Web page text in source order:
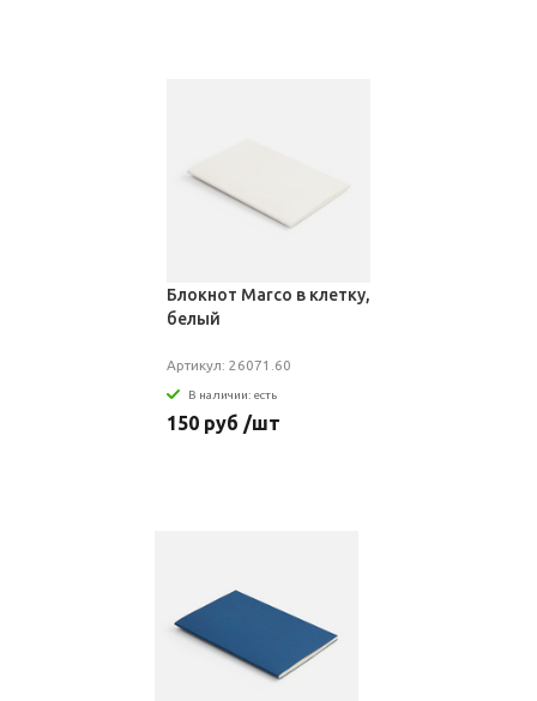
Блокнот Marco в клетку,
белый
Артикул: 26071.60
В наличии: есть
150 руб /шт